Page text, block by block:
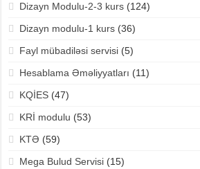
Dizayn Modulu-2-3 kurs(124)
Dizayn modulu-1 kurs(36)
Fayl mübadiləsi servisi(5)
Hesablama Əməliyyatları (11)
KQİES(47)
KRİ modulu (53)
KTƏ (59)
Mega Bulud Servisi(15)